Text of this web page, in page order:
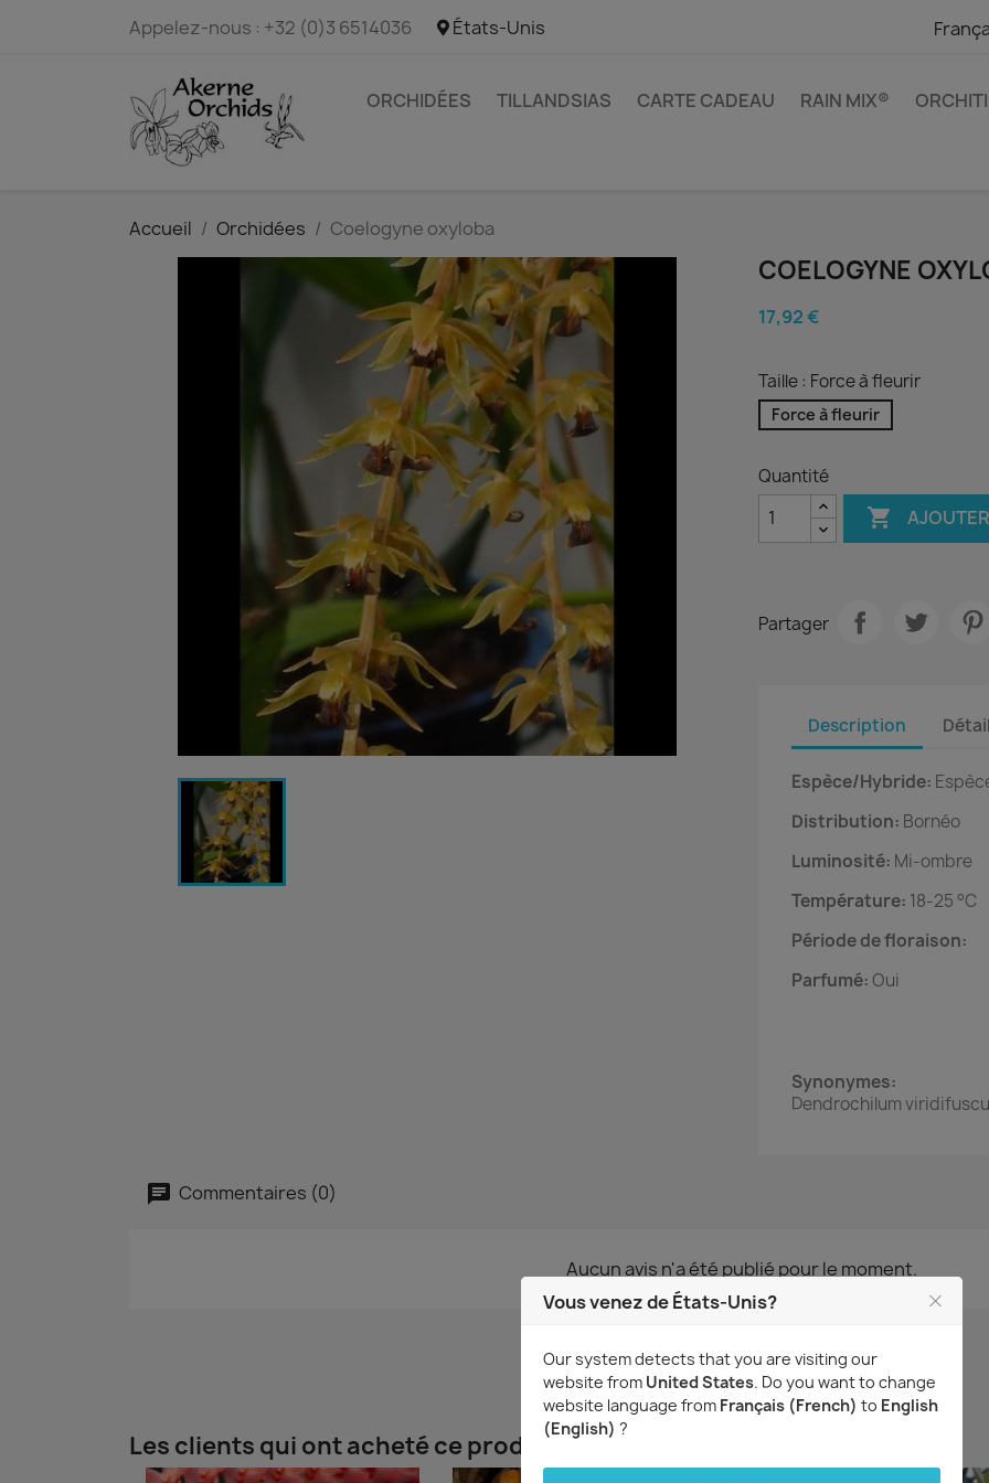
Appelez-nous : +32 (0)3 6514036 États-Unis
ORCHIDÉES TILLANDSIAS CARTE CADEAU RAIN MIX®
Accueil Orchidées Coelogyne oxyloba
COELOGYNE
17,92 €
Taille : Force à fleurir
Force à fleurir
Quantité

Partager
Description
Espèce/Hybride:
Distribution: Bornéo
Luminosité: Mi-ombre
Température: 18-25 °C
Période de floraison:
Parfumé: Oui
Synonymes:
Dendrochilum
Commentaires (0)
Aucun avis n'a été publié pour le moment.
Les clients qui ont acheté ce produit ont également acheté...
Vous venez de États-Unis?
Our system detects that you are visiting our
website from United States. Do you want to change
website language from Français (French) to English
(English) ?